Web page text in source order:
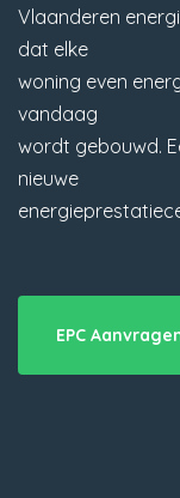
Vlaanderen
dat elke
woning even
vandaag
wordt gebouwd.
nieuwe
EPC